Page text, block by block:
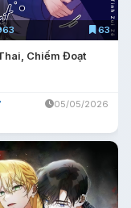
63
Chiếm Đoạt
05/05/2026